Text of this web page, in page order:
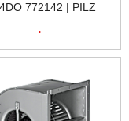
772142 | PILZ
.